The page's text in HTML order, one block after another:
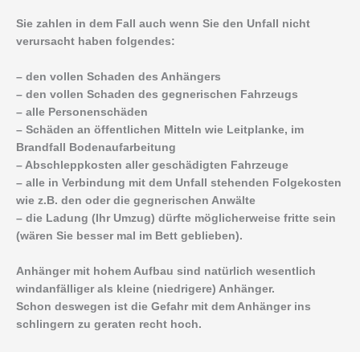
Sie zahlen in dem Fall auch wenn Sie den Unfall nicht
verursacht haben folgendes:
– den vollen Schaden des Anhängers
– den vollen Schaden des gegnerischen Fahrzeugs
– alle Personenschäden
– Schäden an öffentlichen Mitteln wie Leitplanke, im
Brandfall Bodenaufarbeitung
– Abschleppkosten aller geschädigten Fahrzeuge
– alle in Verbindung mit dem Unfall stehenden Folgekosten
wie z.B. den oder die gegnerischen Anwälte
– die Ladung (Ihr Umzug) dürfte möglicherweise fritte sein
(wären Sie besser mal im Bett geblieben).
Anhänger mit hohem Aufbau sind natürlich wesentlich
windanfälliger als kleine (niedrigere) Anhänger.
Schon deswegen ist die Gefahr mit dem Anhänger ins
schlingern zu geraten recht hoch.